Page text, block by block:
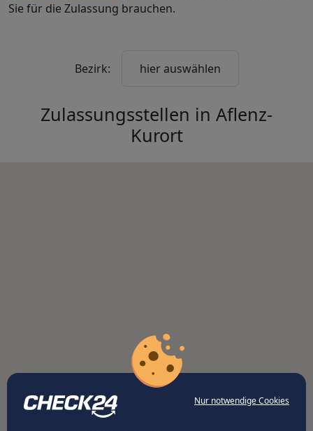
Nur notwendige Cookies
Sie für die Zulassung brauchen.
Bezirk: hier auswählen
Zulassungsstellen in Aflenz-
Kurort